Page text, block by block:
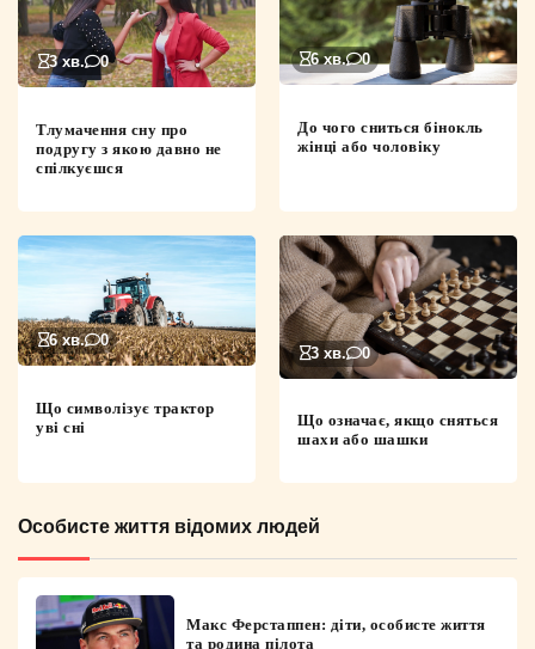
3 хв. 0
Тлумачення сну про
подругу з якою давно не
спілкуєшся
6 хв. 0
До чого сниться бінокль
жінці або чоловіку
6 хв. 0
Що символізує трактор
уві сні
3 хв. 0
Що означає, якщо сняться
шахи або шашки
Особисте життя відомих людей
Макс Ферстаппен: діти, особисте життя
та родина пілота